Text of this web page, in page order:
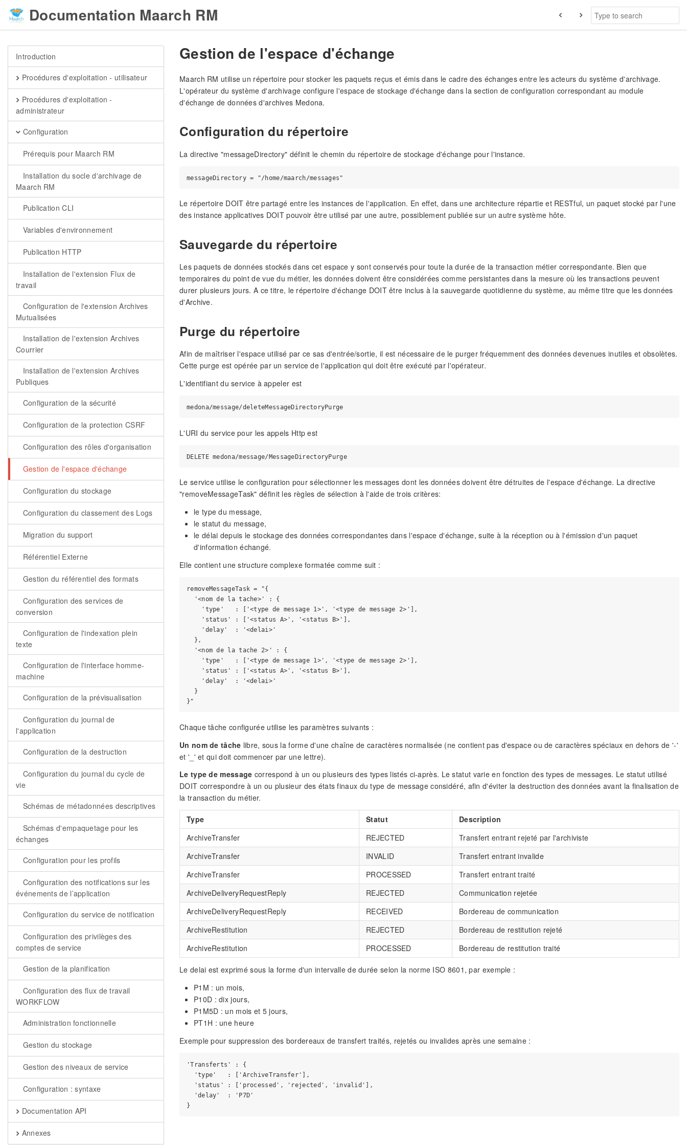
Documentation Maarch RM
Introduction
Procédures d'exploitation - utilisateur
Procédures d'exploitation -
administrateur
Configuration
Prérequis pour Maarch RM
Installation du socle d'archivage de
Maarch RM
Publication CLI
Variables d'environnement
Publication HTTP
Installation de l'extension Flux de
travail
Configuration de l'extension Archives
Mutualisées
Installation de l'extension Archives
Courrier
Installation de l'extension Archives
Publiques
Configuration de la sécurité
Configuration de la protection CSRF
Configuration des rôles d'organisation
Gestion de l'espace d'échange
Configuration du stockage
Configuration du classement des Logs
Migration du support
Référentiel Externe
Gestion du référentiel des formats
Configuration des services de
conversion
Configuration de l'indexation plein
texte
Configuration de l'interface homme-
machine
Configuration de la prévisualisation
Configuration du journal de
l'application
Configuration de la destruction
Configuration du journal du cycle de
vie
Schémas de métadonnées descriptives
Schémas d'empaquetage pour les
échanges
Configuration pour les profils
Configuration des notifications sur les
événements de l’application
Configuration du service de notification
Configuration des privilèges des
comptes de service
Gestion de la planification
Configuration des flux de travail
WORKFLOW
Administration fonctionnelle
Gestion du stockage
Gestion des niveaux de service
Configuration : syntaxe
Documentation API
Annexes
Gestion de l'espace d'échange
Maarch RM utilise un répertoire pour stocker les paquets reçus et émis dans le cadre des échanges entre les acteurs du système d'archivage.
L'opérateur du système d'archivage configure l'espace de stockage d'échange dans la section de configuration correspondant au module
d'échange de données d'archives Medona.
Configuration du répertoire
La directive "messageDirectory" définit le chemin du répertoire de stockage d'échange pour l'instance.
Le répertoire DOIT être partagé entre les instances de l'application. En effet, dans une architecture répartie et RESTful, un paquet stocké par l'une
des instance applicatives DOIT pouvoir être utilisé par une autre, possiblement publiée sur un autre système hôte.
Sauvegarde du répertoire
Les paquets de données stockés dans cet espace y sont conservés pour toute la durée de la transaction métier correspondante. Bien que
temporaires du point de vue du métier, les données doivent être considérées comme persistantes dans la mesure où les transactions peuvent
durer plusieurs jours. A ce titre, le répertoire d'échange DOIT être inclus à la sauvegarde quotidienne du système, au même titre que les données
d'Archive.
Purge du répertoire
Afin de maîtriser l'espace utilisé par ce sas d'entrée/sortie, il est nécessaire de le purger fréquemment des données devenues inutiles et obsolètes.
Cette purge est opérée par un service de l'application qui doit être exécuté par l'opérateur.
L'identifiant du service à appeler est
L'URI du service pour les appels Http est
DELETE medona/message/MessageDirectoryPurge
Le service utilise le configuration pour sélectionner les messages dont les données doivent être détruites de l'espace d'échange. La directive
"removeMessageTask" définit les règles de sélection à l'aide de trois critères:
le type du message,
le statut du message,
le délai depuis le stockage des données correspondantes dans l'espace d'échange, suite à la réception ou à l'émission d'un paquet
d'information échangé.
Elle contient une structure complexe formatée comme suit :
removeMessageTask = "{
  '<nom de la tache>' : {
    'type'   : ['<type de message 1>', '<type de message 2>'],
    'status' : ['<status A>', '<status B>'],
    'delay'  : '<delai>'
  },
  '<nom de la tache 2>' : {
    'type'   : ['<type de message 1>', '<type de message 2>'],
    'status' : ['<status A>', '<status B>'],
    'delay'  : '<delai>'
  }
Chaque tâche configurée utilise les paramètres suivants :
Un nom de tâche libre, sous la forme d'une chaîne de caractères normalisée (ne contient pas d'espace ou de caractères spéciaux en dehors de '-'
et '_' et qui doit commencer par une lettre).
Le type de message correspond à un ou plusieurs des types listés ci-après. Le statut varie en fonction des types de messages. Le statut utilisé
DOIT correspondre à un ou plusieur des états finaux du type de message considéré, afin d'éviter la destruction des données avant la finalisation de
la transaction du métier.
Type Statut
Description
ArchiveTransfer
REJECTED
Transfert entrant rejeté par l'archiviste
ArchiveTransfer
INVALID
Transfert entrant invalide
ArchiveTransfer
PROCESSED
Transfert entrant traité
ArchiveDeliveryRequestReply
REJECTED
Communication rejetée
ArchiveDeliveryRequestReply
RECEIVED
Bordereau de communication
ArchiveRestitution
REJECTED
Bordereau de restitution rejeté
ArchiveRestitution
PROCESSED Bordereau de restitution traité
Le delai est exprimé sous la forme d'un intervalle de durée selon la norme ISO 8601, par exemple :
P1M : un mois,
P10D : dix jours,
P1M5D : un mois et 5 jours,
PT1H : une heure
Exemple pour suppression des bordereaux de transfert traités, rejetés ou invalides après une semaine :
'Transferts' : {
  'type'   : ['ArchiveTransfer'],
  'status' : ['processed', 'rejected', 'invalid'],
  'delay'  : 'P7D'